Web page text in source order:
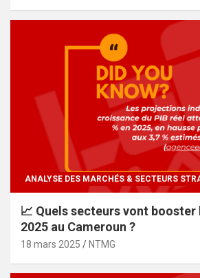
ANALYSE DES MARCHÉS & SECTEURS
📈 Quels secteurs vont
2025 au Cameroun ?
18 mars 2025 NTMG